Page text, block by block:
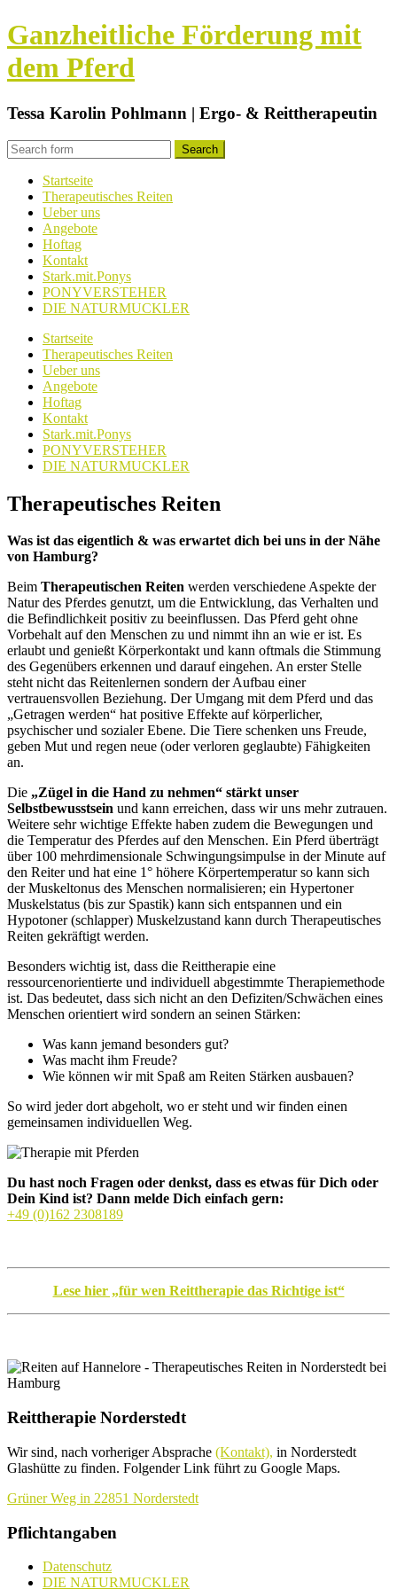
Ganzheitliche Förderung mit
dem Pferd
Tessa Karolin Pohlmann | Ergo- & Reittherapeutin
Startseite
Therapeutisches Reiten
Ueber uns
Angebote
Hoftag
Kontakt
Stark.mit.Ponys
PONYVERSTEHER
DIE NATURMUCKLER
Startseite
Therapeutisches Reiten
Ueber uns
Angebote
Hoftag
Kontakt
Stark.mit.Ponys
PONYVERSTEHER
DIE NATURMUCKLER
Therapeutisches Reiten
Was ist das eigentlich & was erwartet dich bei uns in der Nähe
von Hamburg?
Beim Therapeutischen Reiten werden verschiedene Aspekte der
Natur des Pferdes genutzt, um die Entwicklung, das Verhalten und
die Befindlichkeit positiv zu beeinflussen. Das Pferd geht ohne
Vorbehalt auf den Menschen zu und nimmt ihn an wie er ist. Es
erlaubt und genießt Körperkontakt und kann oftmals die Stimmung
des Gegenübers erkennen und darauf eingehen. An erster Stelle
steht nicht das Reitenlernen sondern der Aufbau einer
vertrauensvollen Beziehung. Der Umgang mit dem Pferd und das
„Getragen werden“ hat positive Effekte auf körperlicher,
psychischer und sozialer Ebene. Die Tiere schenken uns Freude,
geben Mut und regen neue (oder verloren geglaubte) Fähigkeiten
an.
Die „Zügel in die Hand zu nehmen“ stärkt unser
Selbstbewusstsein und kann erreichen, dass wir uns mehr zutrauen.
Weitere sehr wichtige Effekte haben zudem die Bewegungen und
die Temperatur des Pferdes auf den Menschen. Ein Pferd überträgt
über 100 mehrdimensionale Schwingungsimpulse in der Minute auf
den Reiter und hat eine 1° höhere Körpertemperatur so kann sich
der Muskeltonus des Menschen normalisieren; ein Hypertoner
Muskelstatus (bis zur Spastik) kann sich entspannen und ein
Hypotoner (schlapper) Muskelzustand kann durch Therapeutisches
Reiten gekräftigt werden.
Besonders wichtig ist, dass die Reittherapie eine
ressourcenorientierte und individuell abgestimmte Therapiemethode
ist. Das bedeutet, dass sich nicht an den Defiziten/Schwächen eines
Menschen orientiert wird sondern an seinen Stärken:
Was kann jemand besonders gut?
Was macht ihm Freude?
Wie können wir mit Spaß am Reiten Stärken ausbauen?
So wird jeder dort abgeholt, wo er steht und wir finden einen
gemeinsamen individuellen Weg.
Du hast noch Fragen oder denkst, dass es etwas für Dich oder
Dein Kind ist? Dann melde Dich einfach gern:
+49 (0)162 2308189
Lese hier „für wen Reittherapie das Richtige ist“
Reittherapie Norderstedt
Wir sind, nach vorheriger Absprache (Kontakt), in Norderstedt
Glashütte zu finden. Folgender Link führt zu Google Maps.
Grüner Weg in 22851 Norderstedt
Pflichtangaben
Datenschutz
DIE NATURMUCKLER